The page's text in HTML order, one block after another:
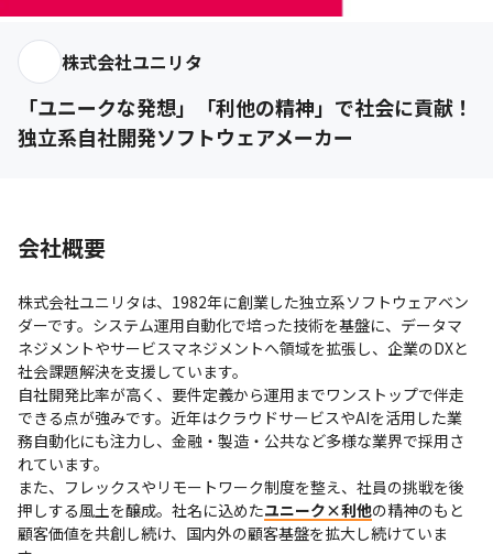
株式会社ユニリタ
「ユニークな発想」「利他の精神」で社会に貢献！
独立系自社開発ソフトウェアメーカー
会社概要
株式会社ユニリタは、1982年に創業した独立系ソフトウェアベン
ダーです。システム運用自動化で培った技術を基盤に、データマ
ネジメントやサービスマネジメントへ領域を拡張し、企業のDXと
社会課題解決を支援しています。
自社開発比率が高く、要件定義から運用までワンストップで伴走
できる点が強みです。近年はクラウドサービスやAIを活用した業
務自動化にも注力し、金融・製造・公共など多様な業界で採用さ
れています。
また、フレックスやリモートワーク制度を整え、社員の挑戦を後
押しする風土を醸成。社名に込めたユニーク×利他の精神のもと
顧客価値を共創し続け、国内外の顧客基盤を拡大し続けていま